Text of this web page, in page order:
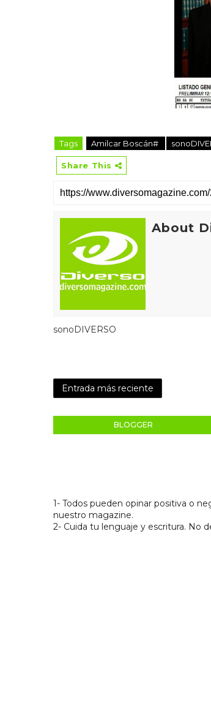
Tags Amilcar Boscán#
Share This
About
sonoDIVERSO
Entrada más reciente
BLOGGER
1- Todos pueden opinar positiva o
nuestro magazine.
2- Cuida tu lenguaje y escritura. No